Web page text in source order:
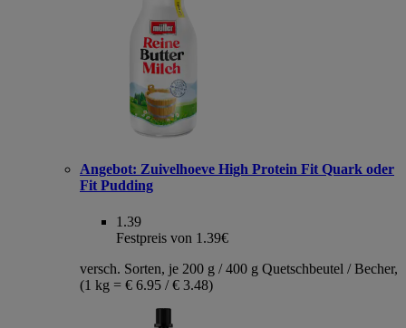
Angebot: Zuivelhoeve High Protein Fit Quark oder
Fit Pudding
1.39
Festpreis von 1.39€
versch. Sorten, je 200 g / 400 g Quetschbeutel / Becher,
(1 kg = € 6.95 / € 3.48)